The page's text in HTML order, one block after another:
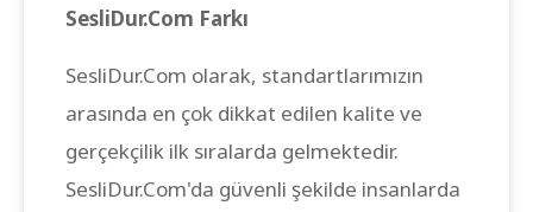
SesliDur.Com Farkı
SesliDur.Com olarak, standartlarımızın
arasında en çok dikkat edilen kalite ve
gerçekçilik ilk sıralarda gelmektedir.
SesliDur.Com'da güvenli şekilde insanlarda